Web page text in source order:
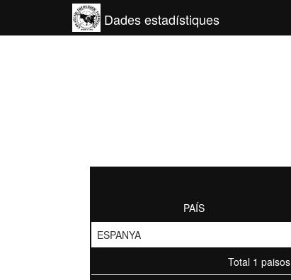
Dades estadístiques
PAÍS
ESPANYA
Total 1 paisos